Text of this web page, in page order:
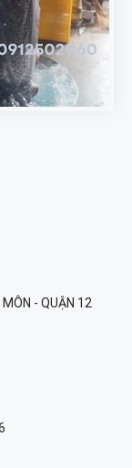
MÔN - QUẬN 12